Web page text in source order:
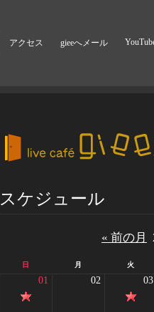
アクセス gieeへメール
スケジュール
« 前の月
日 月 火
01 02 03